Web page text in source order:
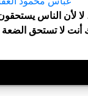
لا لأن الناس
أنت لا تستحق الضعة